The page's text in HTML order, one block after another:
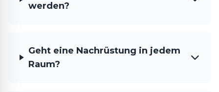
werden?
Geht eine Nachrüstung in jedem
Raum?